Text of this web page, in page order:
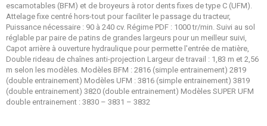
escamotables (BFM) et de broyeurs à rotor dents fixes de type C (UFM).
Attelage fixe centré hors-tout pour faciliter le passage du tracteur,
Puissance nécessaire : 90 à 240 cv. Régime PDF : 1000 tr/min. Suivi au sol
réglable par paire de patins de grandes largeurs pour un meilleur suivi,
Capot arrière à ouverture hydraulique pour permette l'entrée de matière,
Double rideau de chaînes anti-projection Largeur de travail : 1,83 m et 2,56
m selon les modèles. Modèles BFM : 2816 (simple entrainement) 2819
(double entrainement) Modèles UFM : 3816 (simple entrainement) 3819
(double entrainement) 3820 (double entrainement) Modèles SUPER UFM
double entrainement : 3830 – 3831 – 3832